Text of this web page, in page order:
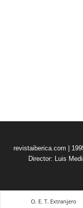
revistaiberica.com |
Director: Luis
O. E. T. Extranjero